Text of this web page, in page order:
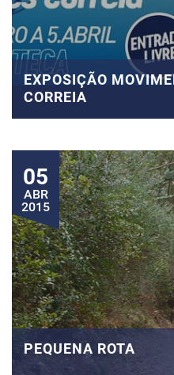
EXPOSIÇÃO
CORREIA
05
ABR
2015
PEQUENA ROTA